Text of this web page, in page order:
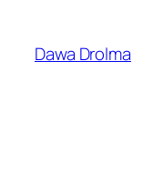
Dawa Drolma